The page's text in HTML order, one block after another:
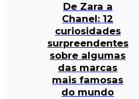
De Zara a
Chanel: 12
curiosidades
surpreendentes
sobre algumas
das marcas
mais famosas
do mundo